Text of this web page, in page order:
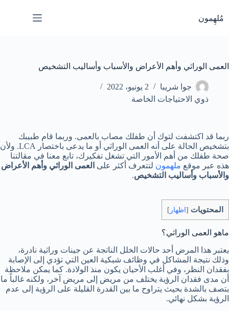
إلى
المحتوى
مُلهِمون
العمى الوراثي وأهم الأعراض والأسباب وأساليب التشخيص
جوا شريبا
2 يونيو، 2022
ذوي الاحتياجات الخاصة
ربما قد اكتشفت لتوك أن طفلك مصاب بالعمى. وربما قام طبيبك
بتشخيص الحالة على أنه العمى الوراثي أو ما يدعى باختصار LCA. ولأن
صحة طفلك من أهم الأمور التي تشغل تفكيرك، تابع معنا في مقالتنا
هذه عبر موقع ملهمون لتتعرف أكثر على العمى الوراثي وأهم الأعراض
والأسباب وأساليب التشخيص.
المحتويات [ اظهار ]
ماهو العمى الوراثي؟
يعتبر هذا المرض أحد حالات الخلل الناتجة عن جينات وراثية نادرة،
وذلك نتيجة المشاكل في وظائف شبكية العين التي تؤدي إلى الإصابة
بفقدان النظر، وفي أغلب الأحيان يكون منذ الولادة. كما يمكن ملاحظة
أن مدى فقدان الرؤية يختلف من مريض إلى مريض آخر، ولكنه غالباً ما
يتصف بالشدة بحيث يتراوح ما بين القدرة القليلة على الرؤية إلى عدم
الرؤية بشكل نهائي.